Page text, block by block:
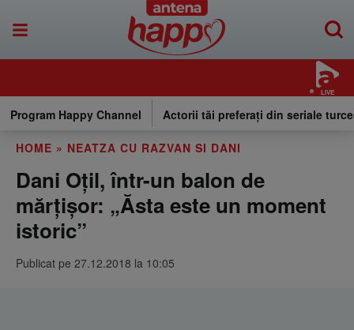
LIVE
Program Happy Channel Actorii tăi preferați din seriale
HOME » NEATZA CU RAZVAN SI DANI
Dani Oțil, într-un balon de
mărțișor: „Ăsta este un moment
istoric”
Publicat pe 27.12.2018 la 10:05